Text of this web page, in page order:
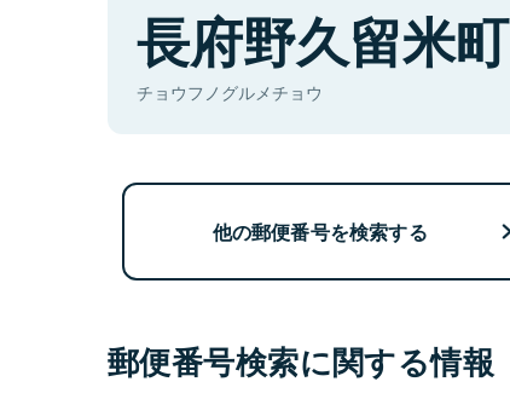
長府野久留米町
チョウフノグルメチョウ
他の郵便番号を検索する
郵便番号検索に関する情報